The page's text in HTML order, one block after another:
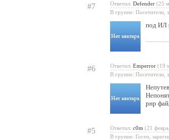
#7 Ответил: Defender (25
В группе: Посетители,
под ИЛ
#6 Ответил: Emperror (19
В группе: Посетители,
рнр
#5 Ответил: c0m (21
В группе: Гости,